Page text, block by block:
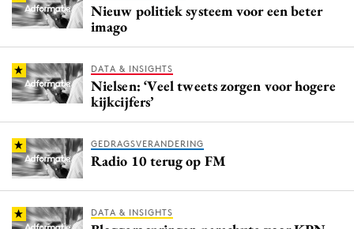
Nieuw politiek systeem voor een beter
imago
DATA & INSIGHTS
Nielsen: ‘Veel tweets zorgen voor hogere
kijkcijfers’
GEDRAGSVERANDERING
Radio 10 terug op FM
DATA & INSIGHTS